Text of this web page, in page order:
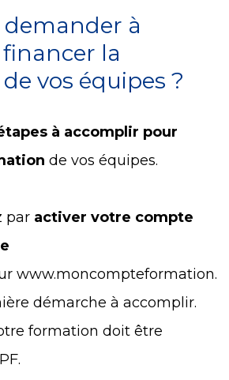
à
financer la
vos équipes ?
à accomplir pour
de vos équipes.
par activer votre compte
démarche à accomplir.
formation doit être